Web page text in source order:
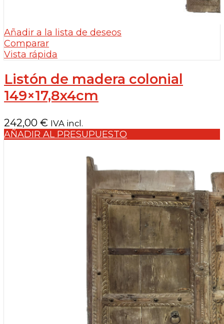
Añadir a la lista de deseos
Comparar
Vista rápida
Listón de madera colonial
149×17,8x4cm
242,00 € IVA incl.
AÑADIR AL PRESUPUESTO